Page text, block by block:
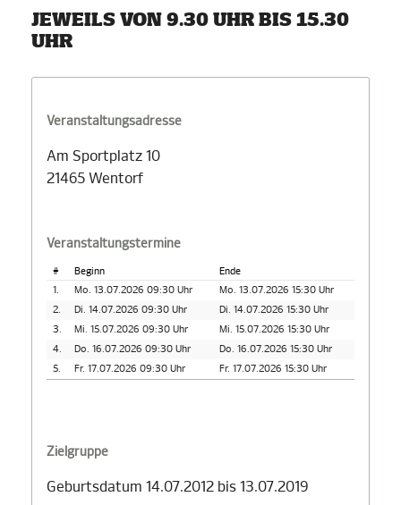
JEWEILS VON 9.30 UHR BIS 15.30
UHR
Veranstaltungsadresse
Am Sportplatz 10
21465 Wentorf
Veranstaltungstermine
# Beginn
Ende
1.
Mo. 13.07.2026 09:30 Uhr
Mo. 13.07.2026 15:30 Uhr
2.
Di. 14.07.2026 09:30 Uhr
Di. 14.07.2026 15:30 Uhr
3.
Mi. 15.07.2026 09:30 Uhr
Mi. 15.07.2026 15:30 Uhr
4.
Do. 16.07.2026 09:30 Uhr
Do. 16.07.2026 15:30 Uhr
5.
Fr. 17.07.2026 09:30 Uhr Fr. 17.07.2026 15:30 Uhr
Zielgruppe
Geburtsdatum 14.07.2012 bis 13.07.2019